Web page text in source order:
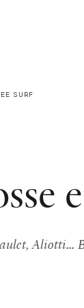
SURF
Aliotti...